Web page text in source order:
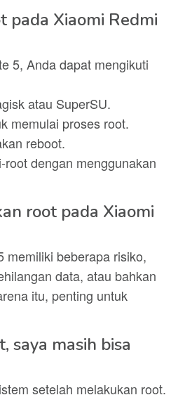
pada Xiaomi Redmi
5, Anda dapat mengikuti
atau SuperSU.
memulai proses root.
reboot.
dengan menggunakan
root pada Xiaomi
memiliki beberapa risiko,
data, atau bahkan
itu, penting untuk
saya masih bisa
setelah melakukan root.